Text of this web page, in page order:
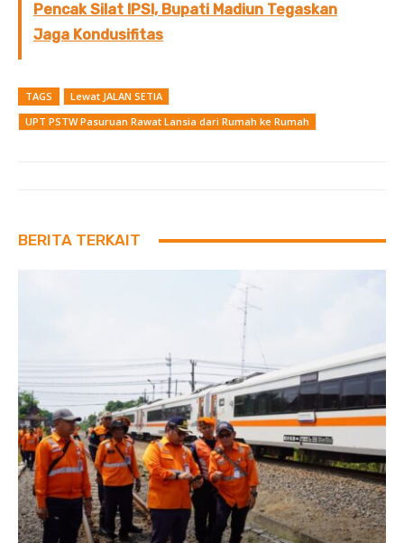
Pencak Silat IPSI, Bupati Madiun Tegaskan
Jaga Kondusifitas
TAGS
Lewat JALAN SETIA
UPT PSTW Pasuruan Rawat Lansia dari Rumah ke Rumah
BERITA TERKAIT